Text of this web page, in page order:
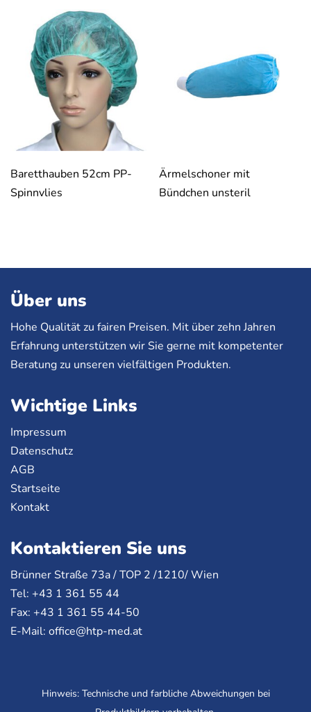
Baretthauben 52cm PP-
Spinnvlies
Ärmelschoner mit
Bündchen unsteril
Über uns
Hohe Qualität zu fairen Preisen. Mit über zehn Jahren
Erfahrung unterstützen wir Sie gerne mit kompetenter
Beratung zu unseren vielfältigen Produkten.
Wichtige Links
Impressum
Datenschutz
AGB
Startseite
Kontakt
Kontaktieren Sie uns
Brünner Straße 73a /TOP 2 /1210/ Wien
Tel: +43 1 361 55 44
Fax: +43 1 361 55 44-50
E-Mail: office@htp-med.at
Hinweis: Technische und farbliche Abweichungen bei